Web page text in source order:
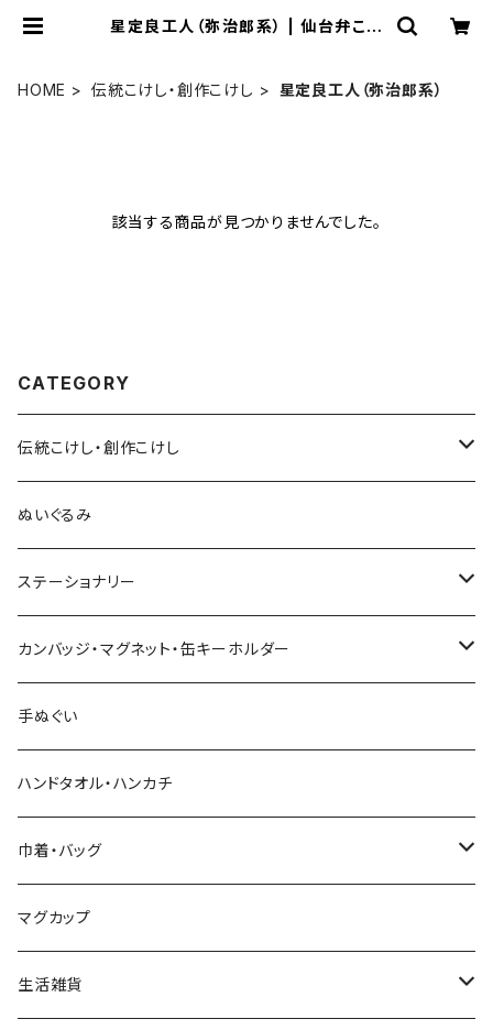
星定良工人（弥治郎系） | 仙台弁こけ
HOME 伝統こけし・創作こけし 星定良工人（弥治郎系）
該当する商品が見つかりませんでした。
CATEGORY
伝統こけし・創作こけし
木村敦工人（弥治郎系）
池内潮音工人（弥治郎系）
上田康友工人（弥治郎系）
新山真由美工人（弥治郎系）
新山吉紀工人（弥治郎系）
星定良工人（弥治郎系）
平賀輝幸工人（作並系）
早坂政弘工人（遠刈田系）
ぬいぐるみ
ステーショナリー
アクリルキーホルダー
シール
ポストカード
付箋（ふせん）
スタンプ
ステッカー
カンバッジ・マグネット・缶キーホルダー
バッジ
マグネット
手ぬぐい
ハンドタオル・ハンカチ
巾着・バッグ
エコバッグ
ポーチ
マグカップ
生活雑貨